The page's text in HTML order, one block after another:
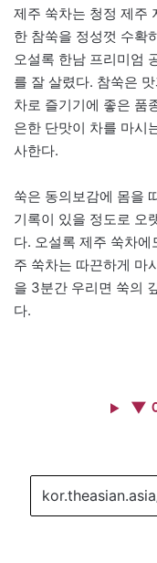
제주 쑥차는 청정 제주
한 참쑥을 정성껏 수확
오설록 한남 프리미엄
를 잘 살렸다. 참쑥은
차로 즐기기에 좋은 품
은한 단맛이 차를 마시
사한다.
쑥은 동의보감에 몸을
기록이 있을 정도로 오
다. 오설록 제주 쑥차
주 쑥차는 따끈하게
을 3분간 우리면 쑥의
다.
▼